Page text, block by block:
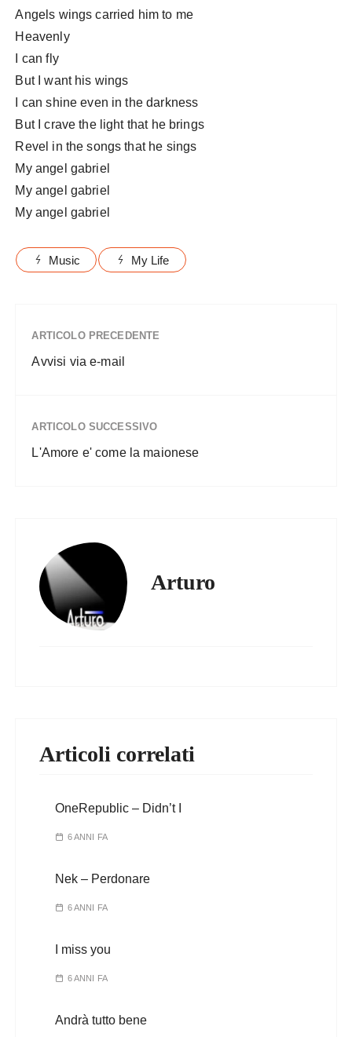
Angels wings carried him to me
Heavenly
I can fly
But I want his wings
I can shine even in the darkness
But I crave the light that he brings
Revel in the songs that he sings
My angel gabriel
My angel gabriel
My angel gabriel
Music My Life
ARTICOLO PRECEDENTE
Avvisi via e-mail
ARTICOLO SUCCESSIVO
L'Amore e' come la maionese
Arturo
Articoli correlati
OneRepublic – Didn’t I
6 ANNI FA
Nek – Perdonare
6 ANNI FA
I miss you
6 ANNI FA
Andrà tutto bene